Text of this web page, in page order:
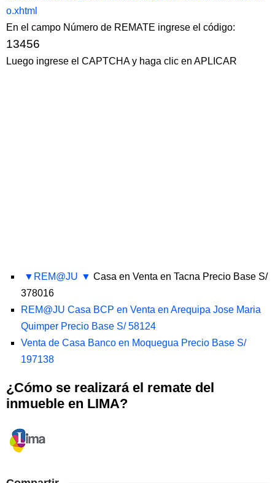
o.xhtml
En el campo Número de REMATE ingrese el código:
13456
Luego ingrese el CAPTCHA y haga clic en APLICAR
REM@JU
Casa en Venta en Tacna Precio Base S/
378016
REM@JU Casa BCP en Venta en Arequipa Jose Maria
Quimper Precio Base S/ 58124
Venta de Casa Banco en Moquegua Precio Base S/
197138
¿Cómo se realizará el remate del
inmueble en LIMA?